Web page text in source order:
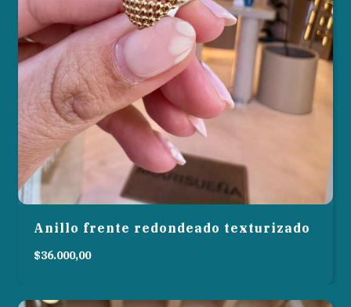
Anillo frente redondeado texturizado
$36.000,00